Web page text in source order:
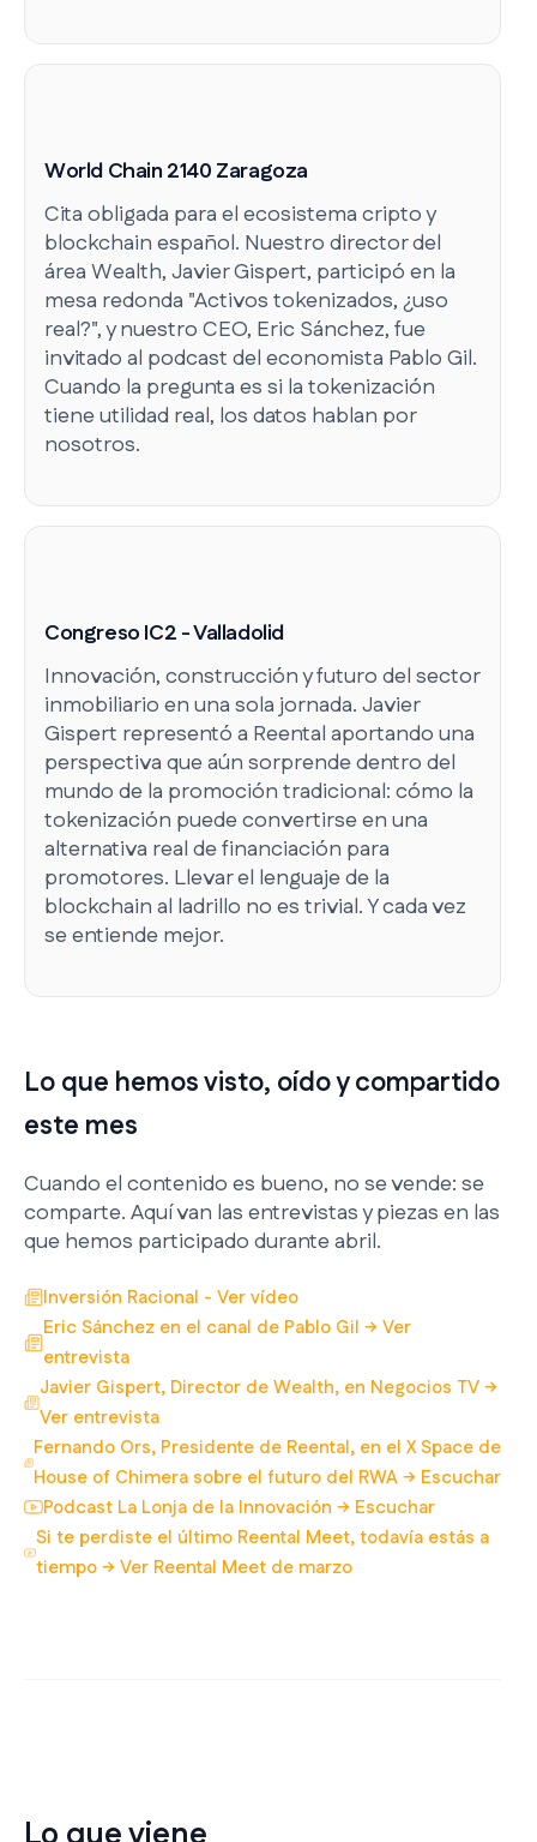
World Chain 2140 Zaragoza
Cita obligada para el ecosistema cripto y
blockchain español. Nuestro director del
área Wealth, Javier Gispert, participó en la
mesa redonda "Activos tokenizados, ¿uso
real?", y nuestro CEO, Eric Sánchez, fue
invitado al podcast del economista Pablo Gil.
Cuando la pregunta es si la tokenización
tiene utilidad real, los datos hablan por
nosotros.
Congreso IC2 - Valladolid
Innovación, construcción y futuro del sector
inmobiliario en una sola jornada. Javier
Gispert representó a Reental aportando una
perspectiva que aún sorprende dentro del
mundo de la promoción tradicional: cómo la
tokenización puede convertirse en una
alternativa real de financiación para
promotores. Llevar el lenguaje de la
blockchain al ladrillo no es trivial. Y cada vez
se entiende mejor.
Lo que hemos visto, oído y compartido
este mes
Cuando el contenido es bueno, no se vende: se
comparte. Aquí van las entrevistas y piezas en las
que hemos participado durante abril.
Inversión Racional - Ver vídeo
Eric Sánchez en el canal de Pablo Gil → Ver
entrevista
Javier Gispert, Director de Wealth, en Negocios TV →
Ver entrevista
Fernando Ors, Presidente de Reental, en el X Space de
House of Chimera sobre el futuro del RWA → Escuchar
Podcast La Lonja de la Innovación → Escuchar
Si te perdiste el último Reental Meet, todavía estás a
tiempo → Ver Reental Meet de marzo